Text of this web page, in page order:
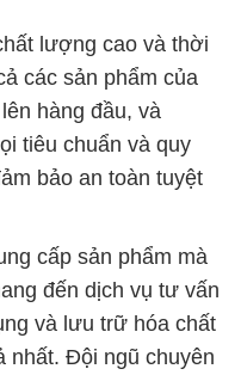
lượng cao và thời
các sản phẩm của
hàng đầu, và
tiêu chuẩn và quy
bảo an toàn tuyệt
cấp sản phẩm mà
đến dịch vụ tư vấn
và lưu trữ hóa chất
nhất. Đội ngũ chuyên